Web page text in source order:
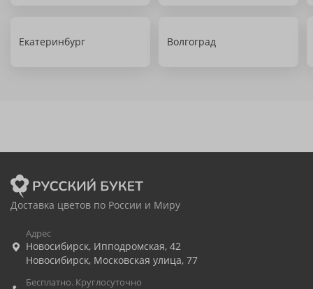
Екатеринбург Волгоград
Доставка цветов по России и Миру
Адрес
Новосибирск, Ипподромская, 42
Новосибирск, Московская улица, 77
Бесплатно. Круглосуточно